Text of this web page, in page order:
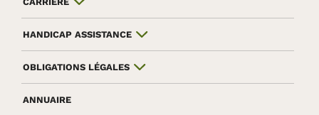
HANDICAP ASSISTANCE
OBLIGATIONS LÉGALES
ANNUAIRE